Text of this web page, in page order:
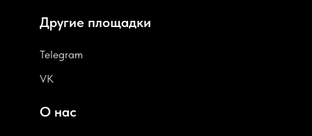
Telegram
VK
О нас
Другие площадки